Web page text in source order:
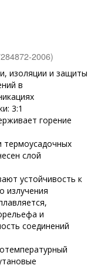
2006)
изоляции и защиты
в
3:1
горение
термоусадочных
слой
устойчивость к
излучения
и
соединений